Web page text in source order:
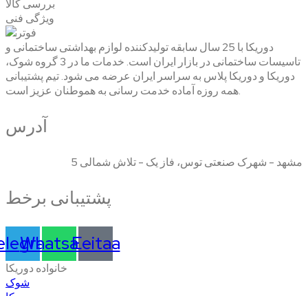
بررسی کالا
ویژگی فنی
دوریکا با 25 سال سابقه تولیدکننده لوازم بهداشتی ساختمانی و
تاسیسات ساختمانی در بازار ایران است. خدمات ما در 3 گروه شوک،
دوریکا و دوریکا پلاس به سراسر ایران عرضه می شود. تیم پشتیبانی
همه روزه آماده خدمت رسانی به هموطنان عزیز است.
آدرس
مشهد - شهرک صنعتی توس، فاز یک - تلاش شمالی 5
پشتیبانی برخط
Whatsapp
Eeitaa
خانواده دوریکا
شوک